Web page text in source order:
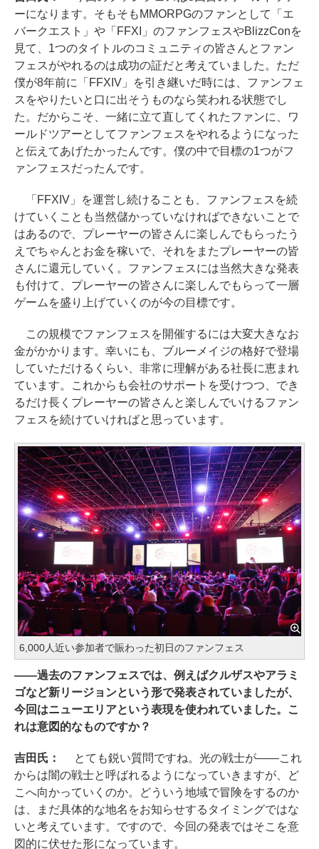
ーになります。そもそもMMORPGのファンとして「エ
バークエスト」や「FFXI」のファンフェスやBlizzConを
見て、1つのタイトルのコミュニティの皆さんとファン
フェスがやれるのは成功の証だと考えていました。ただ
僕が8年前に「FFXIV」を引き継いだ時には、ファンフェ
スをやりたいと口に出そうものなら笑われる状態でし
た。だからこそ、一緒に立て直してくれたファンに、ワ
ールドツアーとしてファンフェスをやれるようになった
と伝えてあげたかったんです。僕の中で目標の1つがフ
ァンフェスだったんです。
「FFXIV」を運営し続けることも、ファンフェスを続
けていくことも当然儲かっていなければできないことで
はあるので、プレーヤーの皆さんに楽しんでもらったう
えでちゃんとお金を稼いで、それをまたプレーヤーの皆
さんに還元していく。ファンフェスには当然大きな発表
も付けて、プレーヤーの皆さんに楽しんでもらって一層
ゲームを盛り上げていくのが今の目標です。
この規模でファンフェスを開催するには大変大きなお
金がかかります。幸いにも、ブルーメイジの格好で登場
していただけるくらい、非常に理解がある社長に恵まれ
ています。これからも会社のサポートを受けつつ、でき
るだけ長くプレーヤーの皆さんと楽しんでいけるファン
フェスを続けていければと思っています。
6,000人近い参加者で賑わった初日のファンフェス
――過去のファンフェスでは、例えばクルザスやアラミ
ゴなど新リージョンという形で発表されていましたが、
今回はニューエリアという表現を使われていました。こ
れは意図的なものですか？
吉田氏：
とても鋭い質問ですね。光の戦士が――これ
からは闇の戦士と呼ばれるようになっていきますが、ど
こへ向かっていくのか。どういう地域で冒険をするのか
は、まだ具体的な地名をお知らせするタイミングではな
いと考えています。ですので、今回の発表ではそこを意
図的に伏せた形になっています。